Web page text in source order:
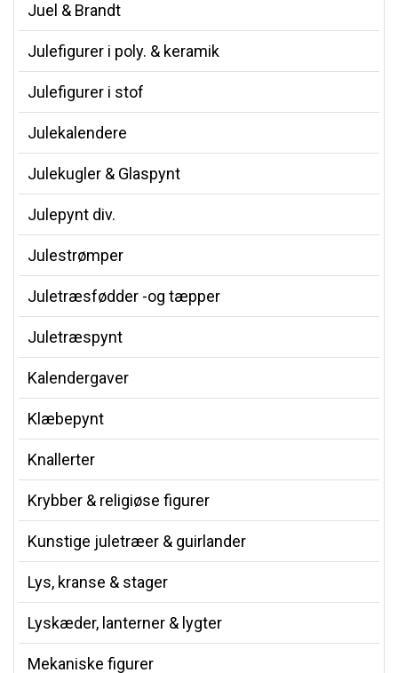
Juel & Brandt
Julefigurer i poly. & keramik
Julefigurer i stof
Julekalendere
Julekugler & Glaspynt
Julepynt div.
Julestrømper
Juletræsfødder -og tæpper
Juletræspynt
Kalendergaver
Klæbepynt
Knallerter
Krybber & religiøse figurer
Kunstige juletræer & guirlander
Lys, kranse & stager
Lyskæder, lanterner & lygter
Mekaniske figurer